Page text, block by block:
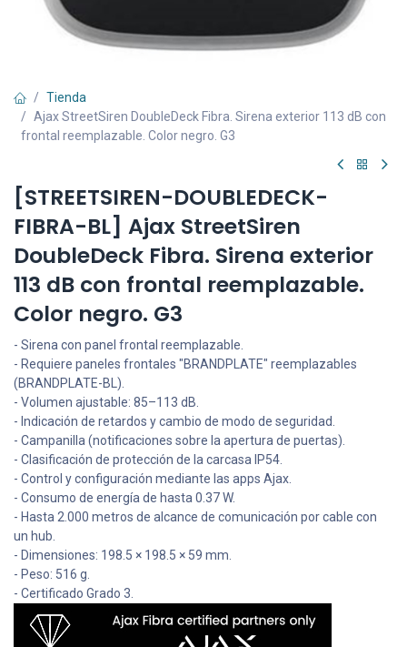
Tienda
Ajax StreetSiren DoubleDeck Fibra. Sirena exterior 113 dB con
frontal reemplazable. Color negro. G3
[STREETSIREN-DOUBLEDECK-
FIBRA-BL] Ajax StreetSiren
DoubleDeck Fibra. Sirena exterior
113 dB con frontal reemplazable.
Color negro. G3
- Sirena con panel frontal reemplazable.
- Requiere paneles frontales "BRANDPLATE" reemplazables
(BRANDPLATE-BL).
- Volumen ajustable: 85–113 dB.
- Indicación de retardos y cambio de modo de seguridad.
- Campanilla (notificaciones sobre la apertura de puertas).
- Clasificación de protección de la carcasa IP54.
- Control y configuración mediante las apps Ajax.
- Consumo de energía de hasta 0.37 W.
- Hasta 2.000 metros de alcance de comunicación por cable con
un hub.
- Dimensiones: 198.5 × 198.5 × 59 mm.
- Peso: 516 g.
- Certificado Grado 3.